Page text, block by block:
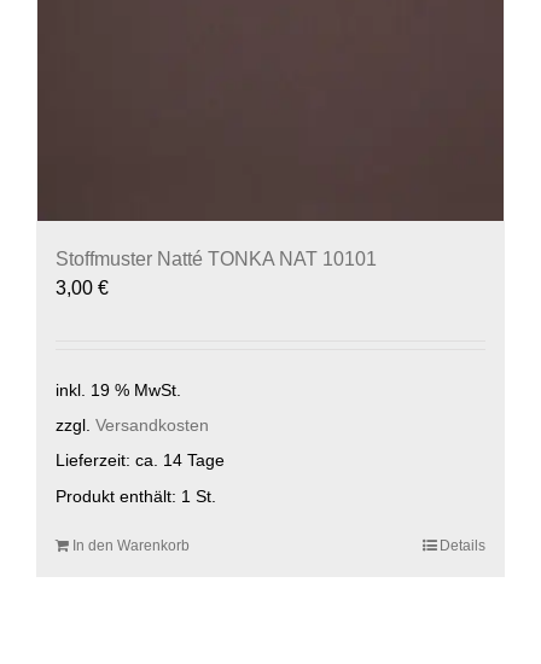
Stoffmuster Natté TONKA NAT 10101
3,00 €
inkl. 19 % MwSt.
zzgl. Versandkosten
Lieferzeit: ca. 14 Tage
Produkt enthält: 1 St.
In den Warenkorb Details